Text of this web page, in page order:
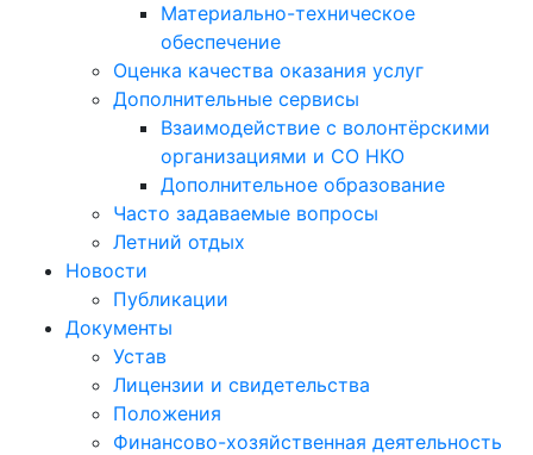
Материально-техническое
обеспечение
Оценка качества оказания услуг
Дополнительные сервисы
Взаимодействие с волонтёрскими
организациями и СО НКО
Дополнительное образование
Часто задаваемые вопросы
Летний отдых
Новости
Публикации
Документы
Устав
Лицензии и свидетельства
Положения
Финансово-хозяйственная деятельность